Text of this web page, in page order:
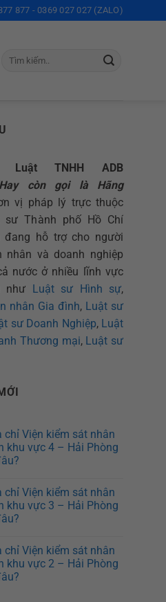
877 - 0369 027 027 (ZALO)
Luật TNHH ADB
còn gọi là Hãng
vị pháp lý trực thuộc
sư Thành phố Hồ Chí
đang hỗ trợ cho người
nhân và doanh nghiệp
nước ở nhiều lĩnh vực
như Luật sư Hình sự,
nhân Gia đình, Luật sư
sư Doanh Nghiệp, Luật
Thương mại, Luật sư
chỉ Viện kiểm sát nhân
khu vực 4 – Hải Phòng
chỉ Viện kiểm sát nhân
khu vực 3 – Hải Phòng
chỉ Viện kiểm sát nhân
khu vực 2 – Hải Phòng